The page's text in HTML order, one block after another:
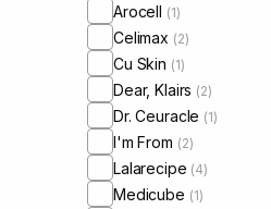
Arocell (1)
Celimax (2)
Cu Skin (1)
Dear, Klairs (2)
Dr. Ceuracle (1)
I'm From (2)
Lalarecipe (4)
Medicube (1)